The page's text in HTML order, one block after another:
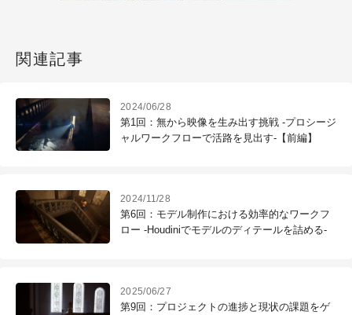
関連記事
2024/06/28
第1回：無から映像を生み出す挑戦 -プロシージ
ャルワークフローで活路を見出す-【前編】
2024/11/28
第6回：モデル制作における効率的なワークフ
ロー -Houdiniでモデルのディテールを詰める-
2025/06/27
第9回：プロジェクトの進捗と現状の課題をゲ